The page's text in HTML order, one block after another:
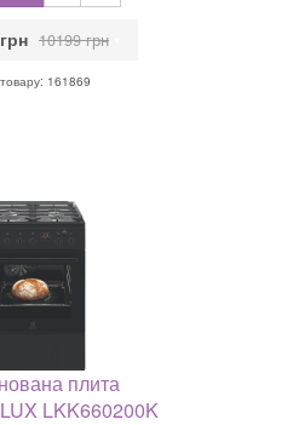
10199 грн
161869
плита
LKK660200K